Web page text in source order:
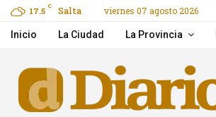
17.5 C Salta viernes 07 agosto 2026
to Claim, Wager & Play
Inicio La Ciudad La Provincia